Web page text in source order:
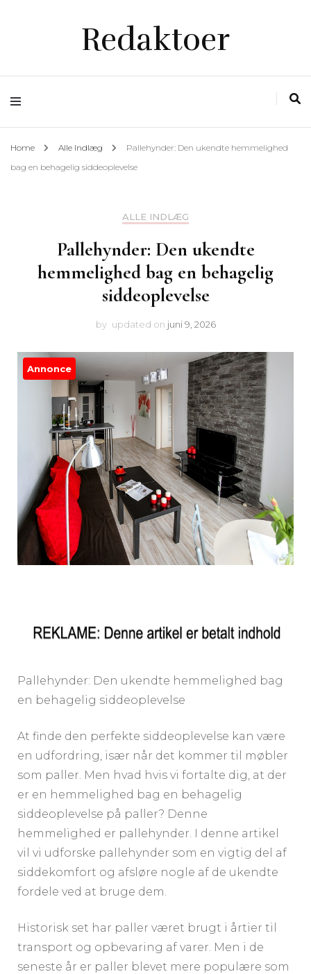
Redaktoer
Home Alle Indlæg
Pallehynder: Den ukendte hemmelighed
bag en behagelig siddeoplevelse
ALLE INDLÆG
Pallehynder: Den ukendte
hemmelighed bag en behagelig
siddeoplevelse
by updated on juni 9, 2026
Annonce
Pallehynder: Den ukendte hemmelighed bag
en behagelig siddeoplevelse
At finde den perfekte siddeoplevelse kan være
en udfordring, især når det kommer til møbler
som paller. Men hvad hvis vi fortalte dig, at der
er en hemmelighed bag en behagelig
siddeoplevelse på paller? Denne
hemmelighed er pallehynder. I denne artikel
vil vi udforske pallehynder som en vigtig del af
siddekomfort og afsløre nogle af de ukendte
fordele ved at bruge dem.
Historisk set har paller været brugt i årtier til
transport og opbevaring af varer. Men i de
seneste år er paller blevet mere populære som